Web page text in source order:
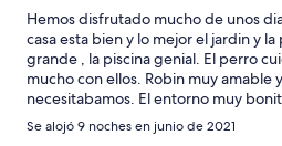
Hemos disfrutado mucho de unos
casa esta bien y lo mejor el jardin y
grande , la piscina genial. El perro
mucho con ellos. Robin muy
necesitabamos. El entorno muy
Portugal como Galicia.
Se alojó 9 noches en junio de 2021